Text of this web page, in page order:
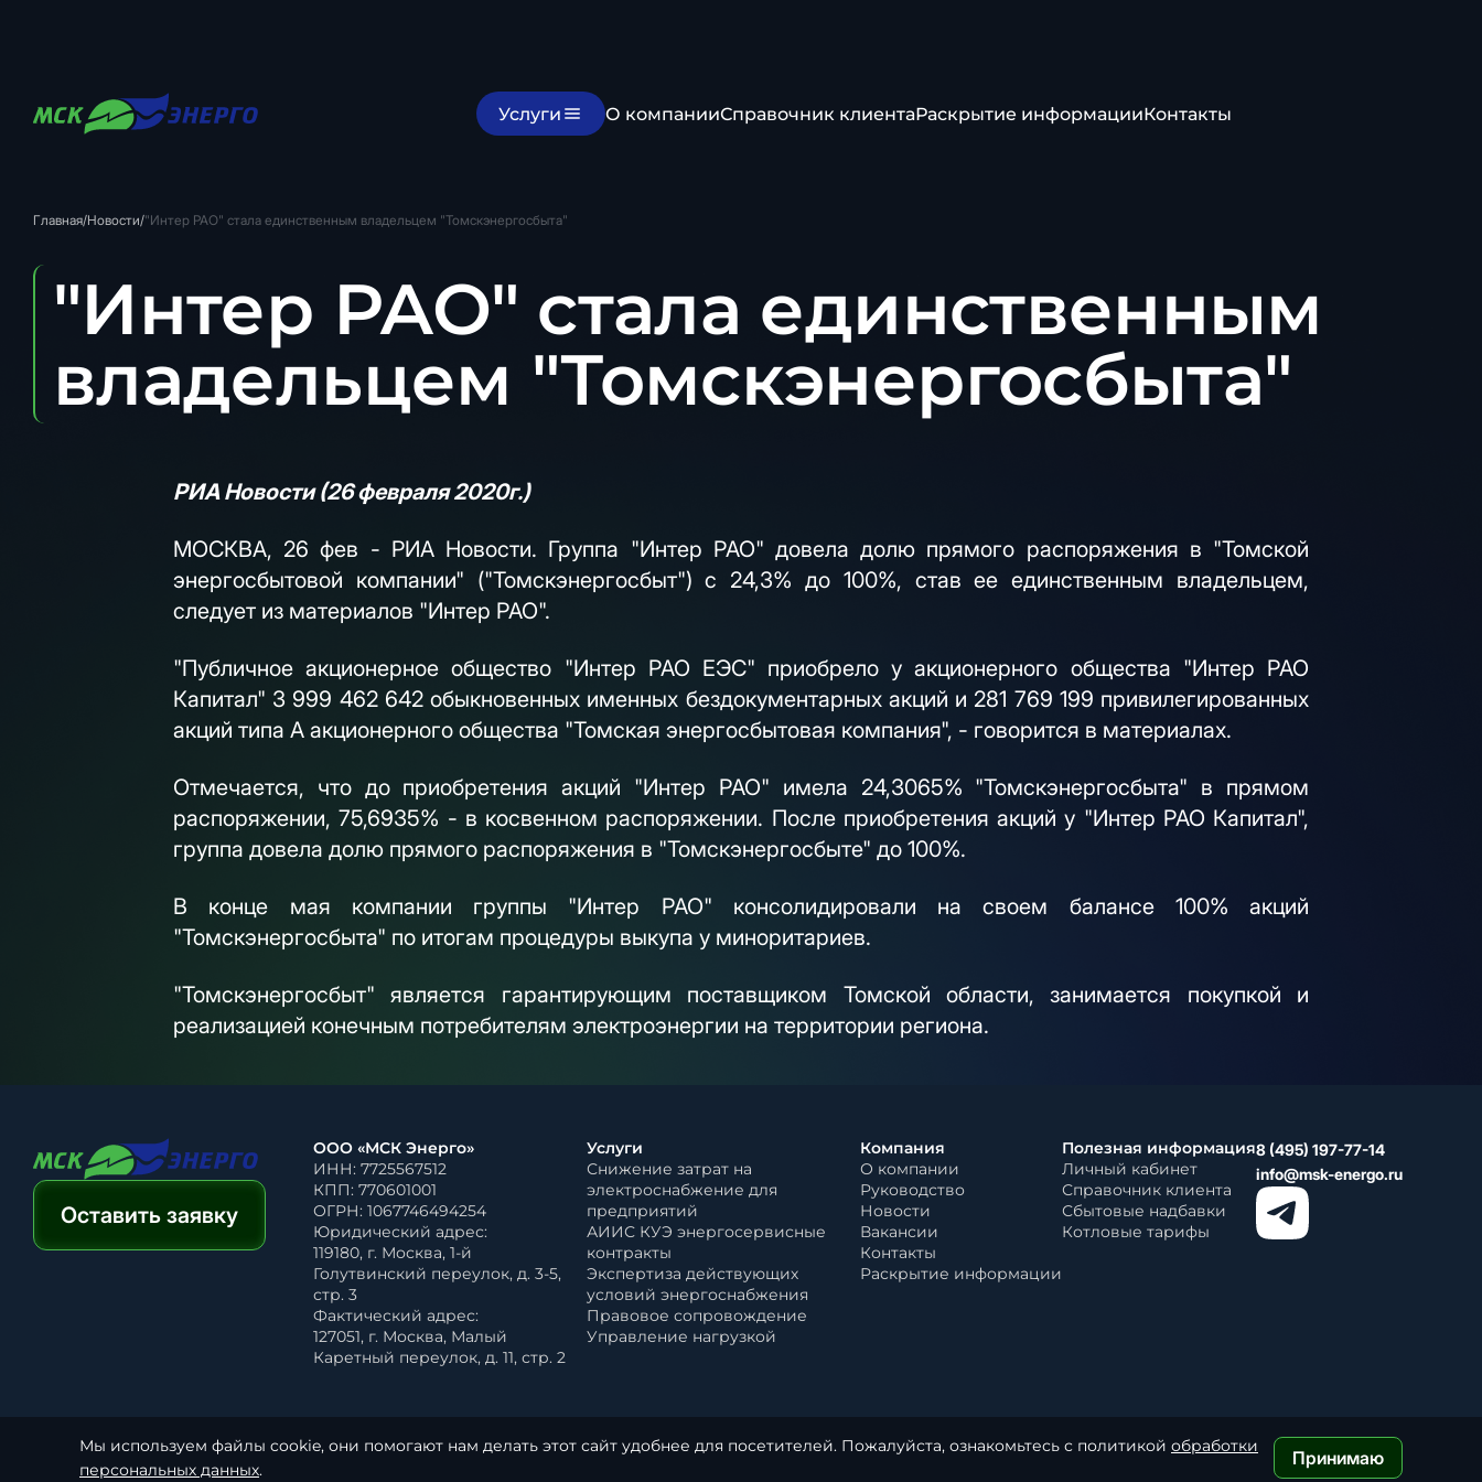
Услуги О компанииСправочник клиентаРаскрытие информацииКонтакты
Главная/Новости/"Интер РАО" стала единственным владельцем "Томскэнергосбыта"
"Интер РАО" стала единственным
владельцем "Томскэнергосбыта"
РИА Новости (26 февраля 2020г.)
МОСКВА, 26 фев - РИА Новости. Группа "Интер РАО" довела долю прямого распоряжения в "Томской
энергосбытовой компании" ("Томскэнергосбыт") с 24,3% до 100%, став ее единственным владельцем,
следует из материалов "Интер РАО".
"Публичное акционерное общество "Интер РАО ЕЭС" приобрело у акционерного общества "Интер РАО
Капитал" 3 999 462 642 обыкновенных именных бездокументарных акций и 281 769 199 привилегированных
акций типа А акционерного общества "Томская энергосбытовая компания", - говорится в материалах.
Отмечается, что до приобретения акций "Интер РАО" имела 24,3065% "Томскэнергосбыта" в прямом
распоряжении, 75,6935% - в косвенном распоряжении. После приобретения акций у "Интер РАО Капитал",
группа довела долю прямого распоряжения в "Томскэнергосбыте" до 100%.
В конце мая компании группы "Интер РАО" консолидировали на своем балансе 100% акций
"Томскэнергосбыта" по итогам процедуры выкупа у миноритариев.
"Томскэнергосбыт" является гарантирующим поставщиком Томской области, занимается покупкой и
реализацией конечным потребителям электроэнергии на территории региона.
Мы используем файлы cookie, они помогают нам делать этот сайт удобнее для посетителей. Пожалуйста, ознакомьтесь с политикой обработки
персональных данных.
Принимаю
Оставить заявку
ООО «МСК Энерго»
ИНН: 7725567512
КПП: 770601001
ОГРН: 1067746494254
Юридический адрес:
119180, г. Москва, 1-й
Голутвинский переулок, д. 3-5,
стр. 3
Фактический адрес:
127051, г. Москва, Малый
Каретный переулок, д. 11, стр. 2
Услуги
Снижение затрат на
электроснабжение для
предприятий
АИИС КУЭ энергосервисные
контракты
Экспертиза действующих
условий энергоснабжения
Правовое сопровождение
Управление нагрузкой
Компания
О компании
Руководство
Новости
Вакансии
Контакты
Раскрытие информации
Полезная информация
Личный кабинет
Справочник клиента
Сбытовые надбавки
Котловые тарифы
8 (495) 197-77-14
info@msk-energo.ru
Политика обработки персональных данных © 2006 — 2026 Все права защищены.